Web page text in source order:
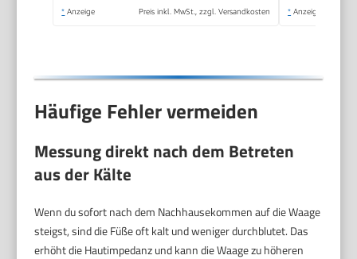
* Anzeige Preis inkl. MwSt., zzgl. Versandkosten * Anzeige
Häufige Fehler vermeiden
Messung direkt nach dem Betreten
aus der Kälte
Wenn du sofort nach dem Nachhausekommen auf die Waage
steigst, sind die Füße oft kalt und weniger durchblutet. Das
erhöht die Hautimpedanz und kann die Waage zu höheren